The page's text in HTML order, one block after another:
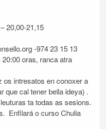
20,00-21,15
-974 23 15 13
20:00 oras, ranca atra
os intresatos en conoxer a
que cal tener bella ideya) .
ta todas as sesions.
Enfilará o curso Chulia